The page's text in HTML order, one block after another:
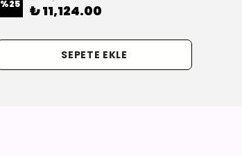
%25 ₺ 11,124.00
SEPETE EKLE